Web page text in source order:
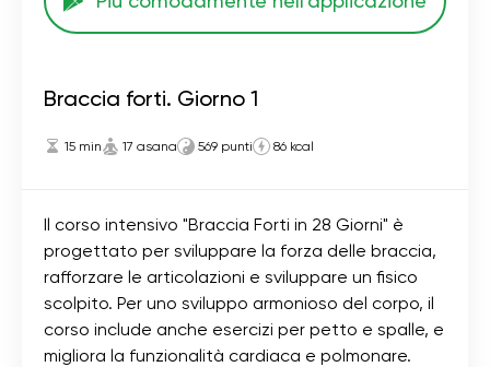
Braccia forti. Giorno 1
15 min 17 asana 569 punti 86 kcal
Il corso intensivo "Braccia Forti in 28 Giorni" è
progettato per sviluppare la forza delle braccia,
rafforzare le articolazioni e sviluppare un fisico
scolpito. Per uno sviluppo armonioso del corpo, il
corso include anche esercizi per petto e spalle, e
migliora la funzionalità cardiaca e polmonare.